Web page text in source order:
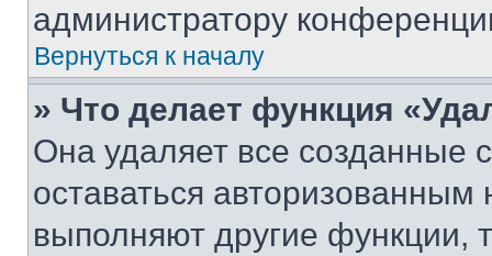
администратору
Вернуться к началу
» Что делает функция
Она удаляет все созданные
оставаться
выполняют другие функции,